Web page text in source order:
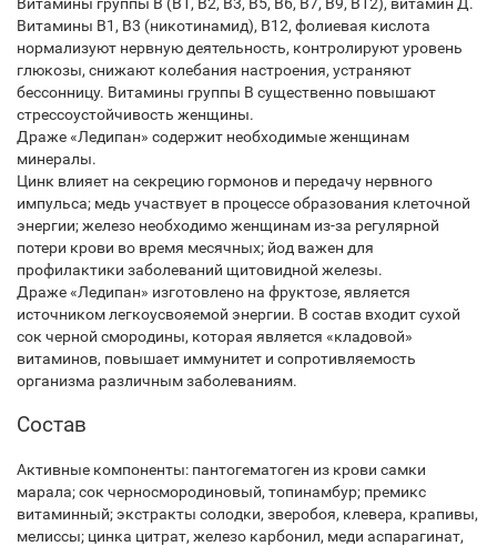
Витамины В1, В3 (никотинамид), В12, фолиевая кислота
нормализуют нервную деятельность, контролируют уровень
глюкозы, снижают колебания настроения, устраняют
бессонницу. Витамины группы В существенно повышают
стрессоустойчивость женщины.
Драже «Ледипан» содержит необходимые женщинам
минералы.
Цинк влияет на секрецию гормонов и передачу нервного
импульса; медь участвует в процессе образования клеточной
энергии; железо необходимо женщинам из-за регулярной
потери крови во время месячных; йод важен для
профилактики заболеваний щитовидной железы.
Драже «Ледипан» изготовлено на фруктозе, является
источником легкоусвояемой энергии. В состав входит сухой
сок черной смородины, которая является «кладовой»
витаминов, повышает иммунитет и сопротивляемость
организма различным заболеваниям.
Состав
Активные компоненты: пантогематоген из крови самки
марала; сок черносмородиновый, топинамбур; премикс
витаминный; экстракты солодки, зверобоя, клевера, крапивы,
мелиссы; цинка цитрат, железо карбонил, меди аспарагинат,